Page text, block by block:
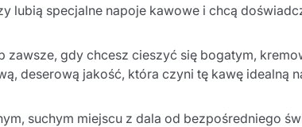
specjalne napoje kawowe i chcą
gdy chcesz cieszyć się bogatym,
deserową jakość, która czyni tę kawę idealną
suchym miejscu z dala od bezpośredniego